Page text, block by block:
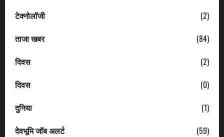
टेक्नोलॉजी
(2)
ताजा खबर
(84)
दिवस
(2)
दिवस
(0)
दुनिया
(1)
देवभूमि जॉब अलर्ट
(59)